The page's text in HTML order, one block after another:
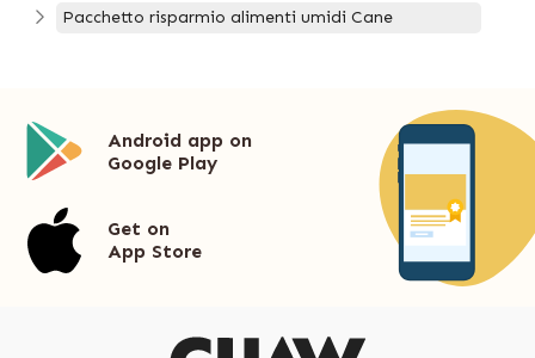
Pacchetto risparmio alimenti umidi Cane
Android app on
Google Play
Get on
App Store